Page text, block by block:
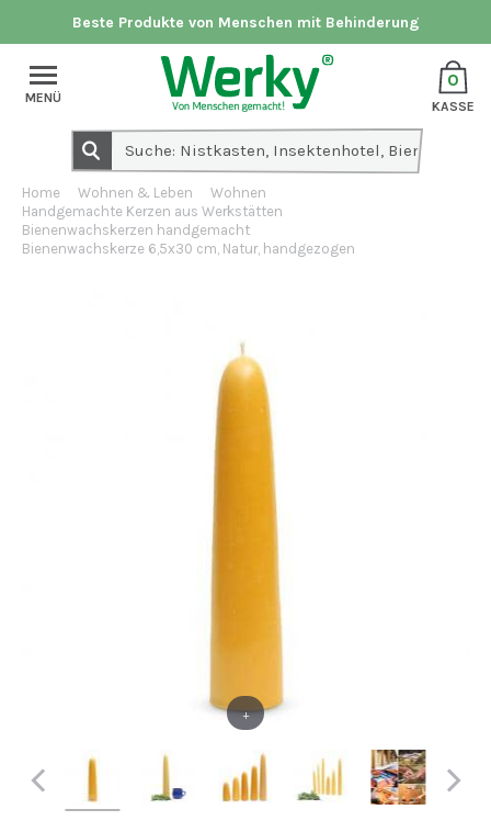
Beste Produkte von Menschen mit Behinderung
0
KASSE
MENÜ
Home Wohnen & Leben
Wohnen
Handgemachte Kerzen aus Werkstätten
Bienenwachskerzen handgemacht
Bienenwachskerze 6,5x30 cm, Natur, handgezogen
+